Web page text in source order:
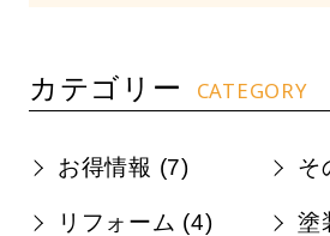
カテゴリー CATEGORY
お得情報 (7) そ
リフォーム (4) 塗